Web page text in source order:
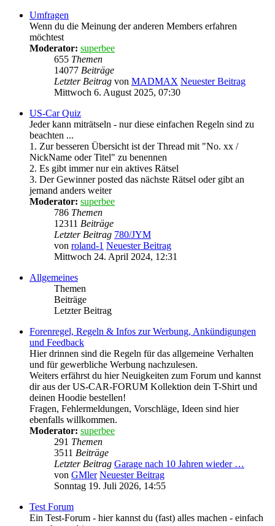
Umfragen
Wenn du die Meinung der anderen Members erfahren
möchtest
Moderator: superbee
655 Themen
14077 Beiträge
Letzter Beitrag von MADMAX Neuester Beitrag
Mittwoch 6. August 2025, 07:30
US-Car Quiz
Jeder kann miträtseln - nur diese einfachen Regeln sind zu
beachten ...
1. Zur besseren Übersicht ist der Thread mit "No. xx /
NickName oder Titel" zu benennen
2. Es gibt immer nur ein aktives Rätsel
3. Der Gewinner posted das nächste Rätsel oder gibt an
jemand anders weiter
Moderator: superbee
786 Themen
12311 Beiträge
Letzter Beitrag 780/JYM
von roland-1 Neuester Beitrag
Mittwoch 24. April 2024, 12:31
Allgemeines
Themen
Beiträge
Letzter Beitrag
Forenregel, Regeln & Infos zur Werbung, Ankündigungen
und Feedback
Hier drinnen sind die Regeln für das allgemeine Verhalten
und für gewerbliche Werbung nachzulesen.
Weiters erfährst du hier Neuigkeiten zum Forum und kannst
dir aus der US-CAR-FORUM Kollektion dein T-Shirt und
deinen Hoodie bestellen!
Fragen, Fehlermeldungen, Vorschläge, Ideen sind hier
ebenfalls willkommen.
Moderator: superbee
291 Themen
3511 Beiträge
Letzter Beitrag Garage nach 10 Jahren wieder …
von GMler Neuester Beitrag
Sonntag 19. Juli 2026, 14:55
Test Forum
Ein Test-Forum - hier kannst du (fast) alles machen - einfach